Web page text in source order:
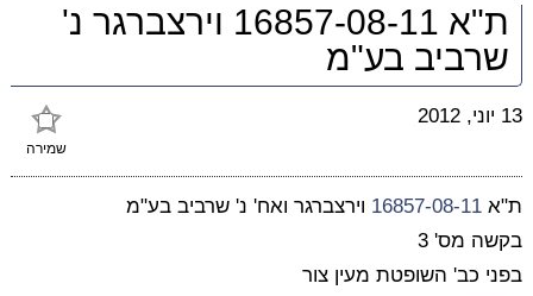
ת"א 16857-08-11 וירצברגר נ'
שרביב בע"מ
שמירה
13 יוני, 2012
ת"א 16857-08-11 וירצברגר ואח' נ' שרביב בע"מ
בקשה מס' 3
בפני כב' השופטת מעין צור